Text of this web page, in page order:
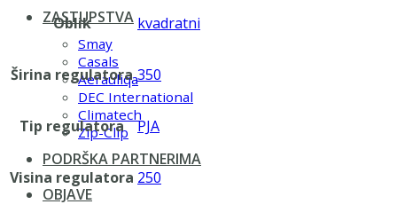
ZASTUPSTVA
Smay
Casals
Aerauliqa
DEC International
Climatech
Zip-Clip
PODRŠKA PARTNERIMA
OBJAVE
Oblik kvadratni
Širina regulatora 350
Tip regulatora PJA
Visina regulatora 250